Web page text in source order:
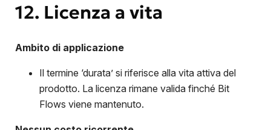
12. Licenza a vita
Ambito di applicazione
Il termine ‘durata’ si riferisce alla vita attiva del
prodotto. La licenza rimane valida finché Bit
Flows viene mantenuto.